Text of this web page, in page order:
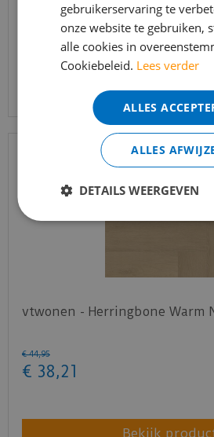
95
vtwonen - Herringbone Warm
€ 44,95
€ 38,21
Bekijk
t/m 14 augustus
bereikbaar.
Bestelling worden
echter iets minder snel
gewend bent.
Voor vragen kan je ons
gebruikerservaring te
onze website te gebruiken,
alle cookies in
Cookiebeleid. Lees verder
ALLES
ALLES
DETAILS WEERGEVEN